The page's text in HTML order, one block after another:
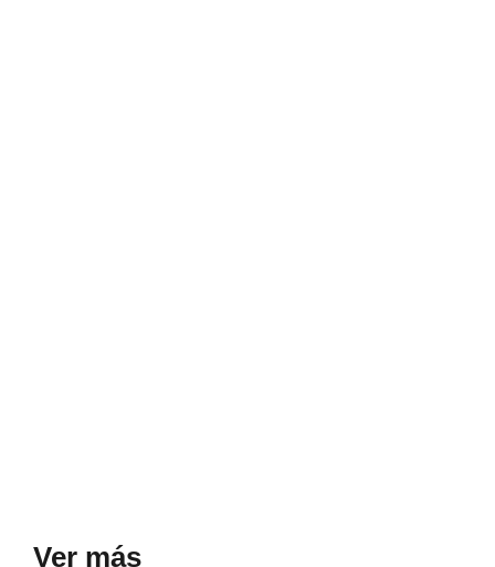
Ver más